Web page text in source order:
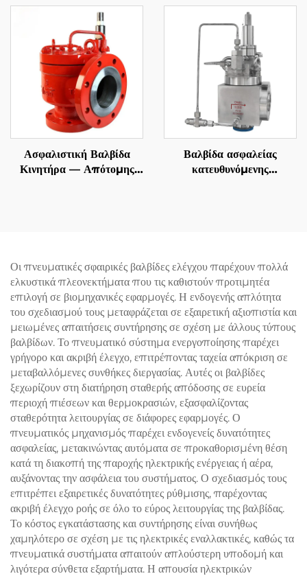
Χάλυβα 2507 Super
Duplex, Ανθεκτική σε
Υψηλές Θερμοκρασίες
Ατμού και Θαλασσινό
Νερό, για Ναυπηγεία,
Πετρέλαιο σε Θαλάσσιες
Εγκαταστάσεις & Μονάδες
Αφαλάτωσης
8T10 – 300LB WCB &
316 Κοπή – Αξιόπιστη
Προστασία Υπερπίεσης
για Χημικές
Εγκαταστάσεις
Ασφαλιστική Βαλβίδα
Κινητήρα — Απότομης
Βαλβίδα ασφαλείας
κατευθυνόμενης
Οι πνευματικές σφαιρικές βαλβίδες ελέγχου παρέχουν πολλά
ελκυστικά πλεονεκτήματα που τις καθιστούν προτιμητέα
επιλογή σε βιομηχανικές εφαρμογές. Η ενδογενής απλότητα
του σχεδιασμού τους μεταφράζεται σε εξαιρετική αξιοπιστία και
μειωμένες απαιτήσεις συντήρησης σε σχέση με άλλους τύπους
βαλβίδων. Το πνευματικό σύστημα ενεργοποίησης παρέχει
γρήγορο και ακριβή έλεγχο, επιτρέποντας ταχεία απόκριση σε
μεταβαλλόμενες συνθήκες διεργασίας. Αυτές οι βαλβίδες
ξεχωρίζουν στη διατήρηση σταθερής απόδοσης σε ευρεία
περιοχή πιέσεων και θερμοκρασιών, εξασφαλίζοντας
σταθερότητα λειτουργίας σε διάφορες εφαρμογές. Ο
πνευματικός μηχανισμός παρέχει ενδογενείς δυνατότητες
ασφαλείας, μετακινώντας αυτόματα σε προκαθορισμένη θέση
κατά τη διακοπή της παροχής ηλεκτρικής ενέργειας ή αέρα,
αυξάνοντας την ασφάλεια του συστήματος. Ο σχεδιασμός τους
επιτρέπει εξαιρετικές δυνατότητες ρύθμισης, παρέχοντας
ακριβή έλεγχο ροής σε όλο το εύρος λειτουργίας της βαλβίδας.
Το κόστος εγκατάστασης και συντήρησης είναι συνήθως
χαμηλότερο σε σχέση με τις ηλεκτρικές εναλλακτικές, καθώς τα
πνευματικά συστήματα απαιτούν απλούστερη υποδομή και
λιγότερα σύνθετα εξαρτήματα. Η απουσία ηλεκτρικών